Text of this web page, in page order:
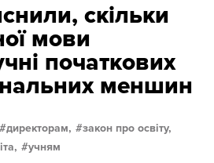
скільки
мови
початкових
меншин
директорам,
закон про освіту,
учням